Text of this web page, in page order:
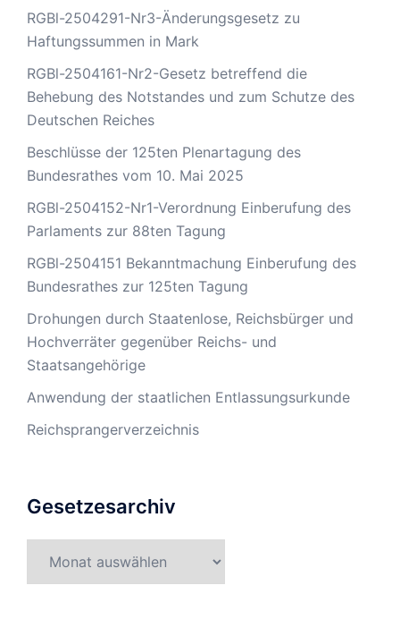
RGBl-2504291-Nr3-Änderungsgesetz zu
Haftungssummen in Mark
RGBl-2504161-Nr2-Gesetz betreffend die
Behebung des Notstandes und zum Schutze des
Deutschen Reiches
Beschlüsse der 125ten Plenartagung des
Bundesrathes vom 10. Mai 2025
RGBl-2504152-Nr1-Verordnung Einberufung des
Parlaments zur 88ten Tagung
RGBl-2504151 Bekanntmachung Einberufung des
Bundesrathes zur 125ten Tagung
Drohungen durch Staatenlose, Reichsbürger und
Hochverräter gegenüber Reichs- und
Staatsangehörige
Anwendung der staatlichen Entlassungsurkunde
Reichsprangerverzeichnis
Gesetzesarchiv